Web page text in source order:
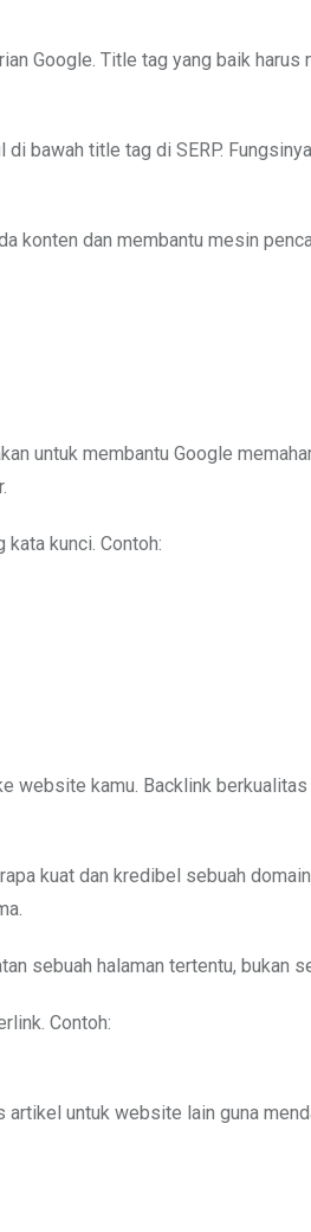
Google. Title tag yang baik harus
bawah title tag di SERP.
konten dan membantu mesin
untuk membantu Google
kata kunci. Contoh:
website kamu. Backlink
kuat dan kredibel sebuah
sebuah halaman tertentu, bukan
Contoh:
untuk website lain guna